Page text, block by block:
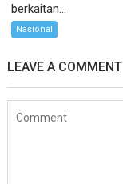
berkaitan...
Nasional
LEAVE A COMMENT